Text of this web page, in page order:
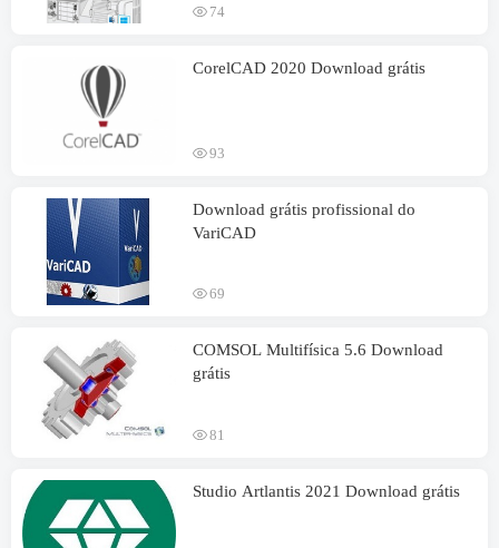
74
CorelCAD 2020 Download grátis
93
Download grátis profissional do
VariCAD
69
COMSOL Multifísica 5.6 Download
grátis
81
Studio Artlantis 2021 Download grátis